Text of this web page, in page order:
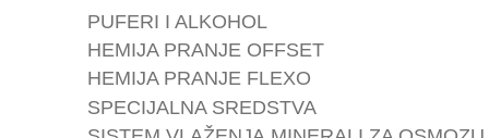
PUFERI I ALKOHOL
HEMIJA PRANJE OFFSET
HEMIJA PRANJE FLEXO
SPECIJALNA SREDSTVA